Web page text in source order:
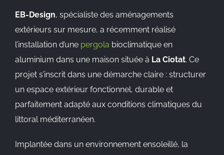
EB-Design, spécialiste des aménagements
extérieurs sur mesure, a récemment réalisé
l’installation d’une pergola bioclimatique en
aluminium dans une maison située à La Ciotat. Ce
projet s’inscrit dans une démarche claire : structurer
un espace extérieur fonctionnel, durable et
parfaitement adapté aux conditions climatiques du
littoral méditerranéen.
Implantée dans un environnement ensoleillé, la